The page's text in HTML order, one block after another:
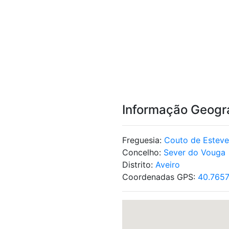
Informação
Freguesia: Couto de
Concelho: Sever do Vouga
Distrito: Aveiro
Coordenadas GPS: